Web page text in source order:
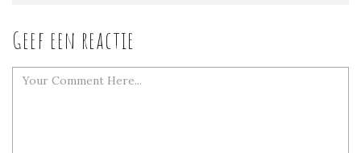
Geef een reactie